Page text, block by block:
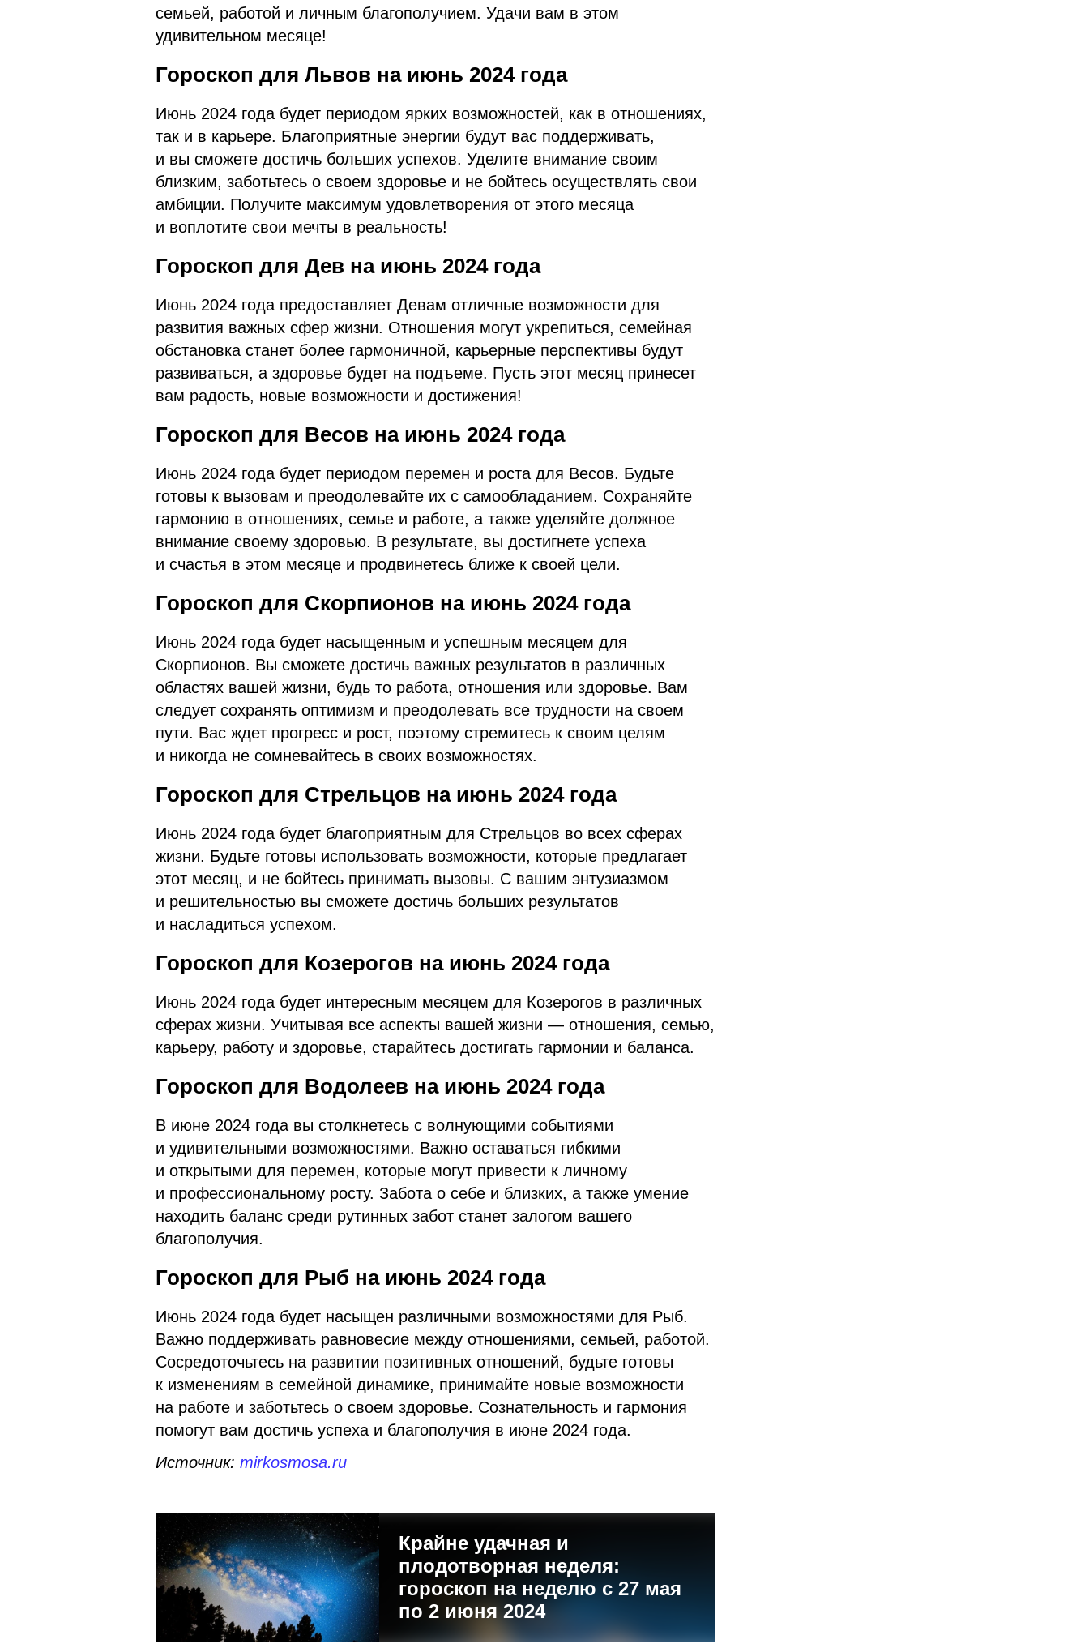
семьей, работой и личным благополучием. Удачи вам в этом
удивительном месяце!
Гороскоп для Львов на июнь 2024 года
Июнь 2024 года будет периодом ярких возможностей, как в отношениях,
так и в карьере. Благоприятные энергии будут вас поддерживать,
и вы сможете достичь больших успехов. Уделите внимание своим
близким, заботьтесь о своем здоровье и не бойтесь осуществлять свои
амбиции. Получите максимум удовлетворения от этого месяца
и воплотите свои мечты в реальность!
Гороскоп для Дев на июнь 2024 года
Июнь 2024 года предоставляет Девам отличные возможности для
развития важных сфер жизни. Отношения могут укрепиться, семейная
обстановка станет более гармоничной, карьерные перспективы будут
развиваться, а здоровье будет на подъеме. Пусть этот месяц принесет
вам радость, новые возможности и достижения!
Гороскоп для Весов на июнь 2024 года
Июнь 2024 года будет периодом перемен и роста для Весов. Будьте
готовы к вызовам и преодолевайте их с самообладанием. Сохраняйте
гармонию в отношениях, семье и работе, а также уделяйте должное
внимание своему здоровью. В результате, вы достигнете успеха
и счастья в этом месяце и продвинетесь ближе к своей цели.
Гороскоп для Скорпионов на июнь 2024 года
Июнь 2024 года будет насыщенным и успешным месяцем для
Скорпионов. Вы сможете достичь важных результатов в различных
областях вашей жизни, будь то работа, отношения или здоровье. Вам
следует сохранять оптимизм и преодолевать все трудности на своем
пути. Вас ждет прогресс и рост, поэтому стремитесь к своим целям
и никогда не сомневайтесь в своих возможностях.
Гороскоп для Стрельцов на июнь 2024 года
Июнь 2024 года будет благоприятным для Стрельцов во всех сферах
жизни. Будьте готовы использовать возможности, которые предлагает
этот месяц, и не бойтесь принимать вызовы. С вашим энтузиазмом
и решительностью вы сможете достичь больших результатов
и насладиться успехом.
Гороскоп для Козерогов на июнь 2024 года
Июнь 2024 года будет интересным месяцем для Козерогов в различных
сферах жизни. Учитывая все аспекты вашей жизни — отношения, семью,
карьеру, работу и здоровье, старайтесь достигать гармонии и баланса.
Гороскоп для Водолеев на июнь 2024 года
В июне 2024 года вы столкнетесь с волнующими событиями
и удивительными возможностями. Важно оставаться гибкими
и открытыми для перемен, которые могут привести к личному
и профессиональному росту. Забота о себе и близких, а также умение
находить баланс среди рутинных забот станет залогом вашего
благополучия.
Гороскоп для Рыб на июнь 2024 года
Июнь 2024 года будет насыщен различными возможностями для Рыб.
Важно поддерживать равновесие между отношениями, семьей, работой.
Сосредоточьтесь на развитии позитивных отношений, будьте готовы
к изменениям в семейной динамике, принимайте новые возможности
на работе и заботьтесь о своем здоровье. Сознательность и гармония
помогут вам достичь успеха и благополучия в июне 2024 года.
Источник: mirkosmosa.ru
Крайне удачная и
плодотворная неделя:
гороскоп на неделю с 27 мая
по 2 июня 2024